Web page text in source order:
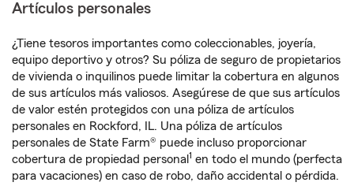
Artículos personales
¿Tiene tesoros importantes como coleccionables, joyería,
equipo deportivo y otros? Su póliza de seguro de propietarios
de vivienda o inquilinos puede limitar la cobertura en algunos
de sus artículos más valiosos. Asegúrese de que sus artículos
de valor estén protegidos con una póliza de artículos
personales en Rockford, IL. Una póliza de artículos
personales de State Farm® puede incluso proporcionar
cobertura de propiedad personal 1 en todo el mundo (perfecta
para vacaciones) en caso de robo, daño accidental o pérdida.